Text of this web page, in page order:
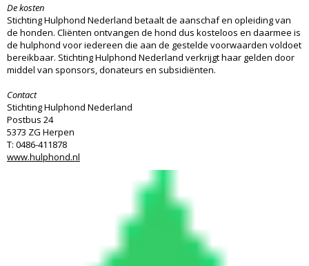
De kosten
Stichting Hulphond Nederland betaalt de aanschaf en opleiding van
de honden. Cliënten ontvangen de hond dus kosteloos en daarmee is
de hulphond voor iedereen die aan de gestelde voorwaarden voldoet
bereikbaar. Stichting Hulphond Nederland verkrijgt haar gelden door
middel van sponsors, donateurs en subsidiënten.
Contact
Stichting Hulphond Nederland
Postbus 24
5373 ZG Herpen
T: 0486-411878
www.hulphond.nl